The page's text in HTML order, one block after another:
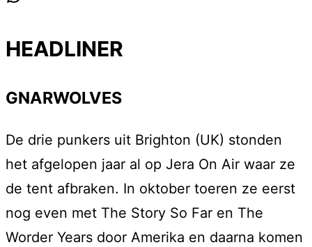
HEADLINER
GNARWOLVES
De drie punkers uit Brighton (UK) stonden
het afgelopen jaar al op Jera On Air waar ze
de tent afbraken. In oktober toeren ze eerst
nog even met The Story So Far en The
Worder Years door Amerika en daarna komen